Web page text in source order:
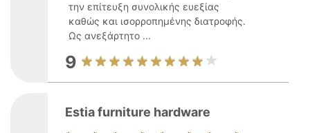
την επίτευξη συνολικής ευεξίας
καθώς και ισορροπημένης διατροφής.
Ως ανεξάρτητο ...
9
Estia furniture hardware